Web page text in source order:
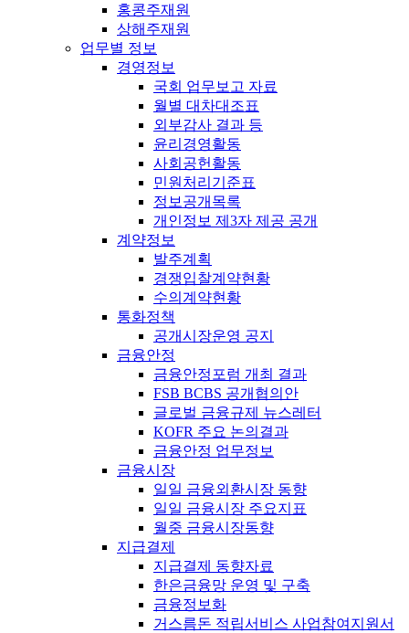
홍콩주재원
상해주재원
업무별 정보
경영정보
국회 업무보고 자료
월별 대차대조표
외부감사 결과 등
윤리경영활동
사회공헌활동
민원처리기준표
정보공개목록
개인정보 제3자 제공 공개
계약정보
발주계획
경쟁입찰계약현황
수의계약현황
통화정책
공개시장운영 공지
금융안정
금융안정포럼 개최 결과
FSB BCBS 공개협의안
글로벌 금융규제 뉴스레터
KOFR 주요 논의결과
금융안정 업무정보
금융시장
일일 금융외환시장 동향
일일 금융시장 주요지표
월중 금융시장동향
지급결제
지급결제 동향자료
한은금융망 운영 및 구축
금융정보화
거스름돈 적립서비스 사업참여지원서